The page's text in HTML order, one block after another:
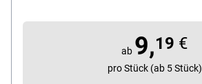
ab 9,19 €
pro Stück (ab 5 Stück)